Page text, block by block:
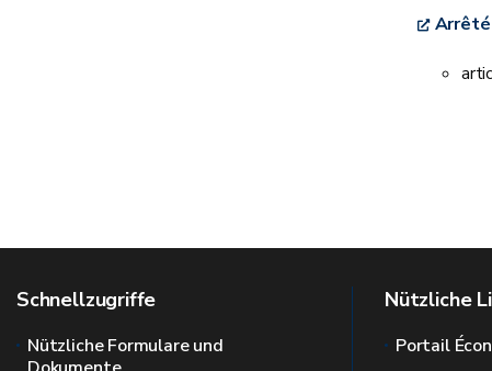
Arrêté
Schnellzugriffe
Nützliche Formulare und
Nützliche
Portail